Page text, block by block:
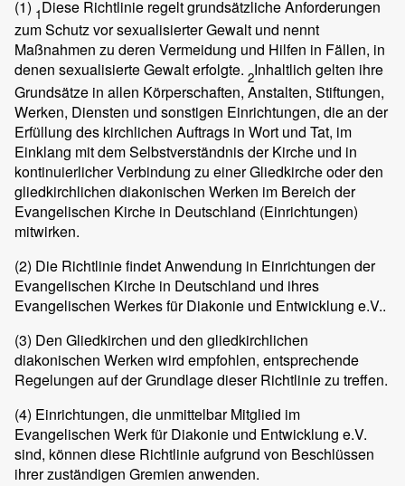
(1) 1Diese Richtlinie regelt grundsätzliche Anforderungen
zum Schutz vor sexualisierter Gewalt und nennt
Maßnahmen zu deren Vermeidung und Hilfen in Fällen, in
denen sexualisierte Gewalt erfolgte. 2Inhaltlich gelten ihre
Grundsätze in allen Körperschaften, Anstalten, Stiftungen,
Werken, Diensten und sonstigen Einrichtungen, die an der
Erfüllung des kirchlichen Auftrags in Wort und Tat, im
Einklang mit dem Selbstverständnis der Kirche und in
kontinuierlicher Verbindung zu einer Gliedkirche oder den
gliedkirchlichen diakonischen Werken im Bereich der
Evangelischen Kirche in Deutschland (Einrichtungen)
mitwirken.
(2) Die Richtlinie findet Anwendung in Einrichtungen der
Evangelischen Kirche in Deutschland und ihres
Evangelischen Werkes für Diakonie und Entwicklung e.V..
(3) Den Gliedkirchen und den gliedkirchlichen
diakonischen Werken wird empfohlen, entsprechende
Regelungen auf der Grundlage dieser Richtlinie zu treffen.
(4) Einrichtungen, die unmittelbar Mitglied im
Evangelischen Werk für Diakonie und Entwicklung e.V.
sind, können diese Richtlinie aufgrund von Beschlüssen
ihrer zuständigen Gremien anwenden.